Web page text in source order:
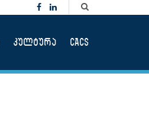
კულტურა CACS